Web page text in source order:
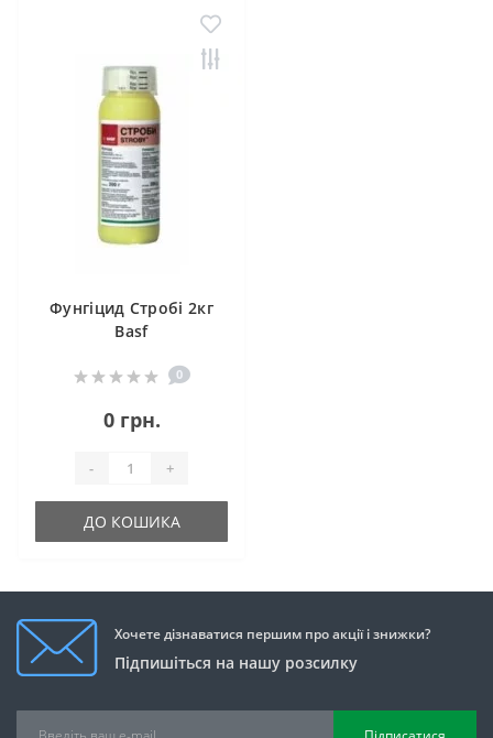
Фунгіцид Стробі 2кг
Basf
0
0 грн.
- +
ДО КОШИКА
Хочете дізнаватися першим про акції і знижки?
Підпишіться на нашу розсилку